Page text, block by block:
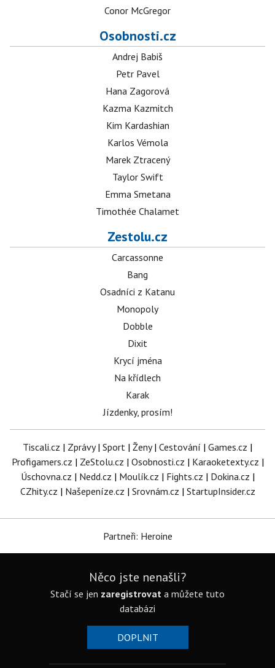
Conor McGregor
Osobnosti.cz
Andrej Babiš
Petr Pavel
Hana Zagorová
Kazma Kazmitch
Kim Kardashian
Karlos Vémola
Marek Ztracený
Taylor Swift
Emma Smetana
Timothée Chalamet
Zestolu.cz
Carcassonne
Bang
Osadníci z Katanu
Monopoly
Dobble
Dixit
Krycí jména
Na křídlech
Karak
Jízdenky, prosím!
Tiscali.cz | Zprávy| Sport | Ženy| Cestování | Games.cz |
Profigamers.cz | ZeStolu.cz | Osobnosti.cz | Karaoketexty.cz |
Úschovna.cz | Nedd.cz | Moulík.cz | Fights.cz | Dokina.cz |
CZhity.cz | Našepeníze.cz | Srovnám.cz | StartupInsider.cz
Partneři: Heroine
Něco jste nenašli?
Stačí se jen zaregistrovat a můžete tuto
databázi
DOPLNIT